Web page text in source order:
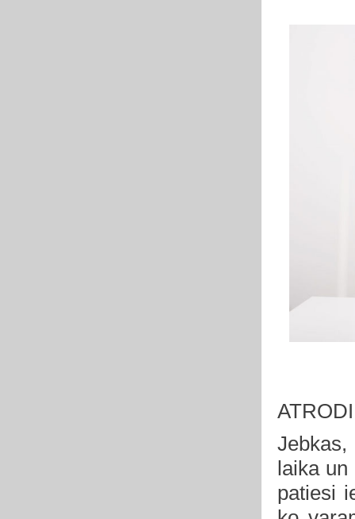
laika
patiesi